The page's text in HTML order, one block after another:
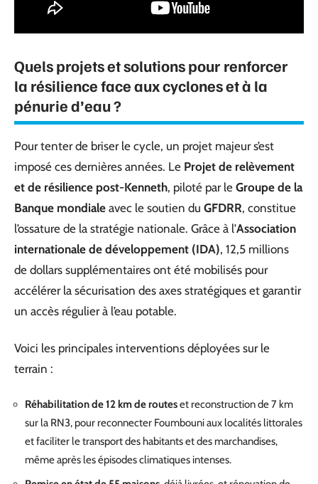
Quels projets et solutions pour renforcer
la résilience face aux cyclones et à la
pénurie d’eau ?
Pour tenter de briser le cycle, un projet majeur s’est
imposé ces dernières années. Le Projet de relèvement
et de résilience post-Kenneth, piloté par le Groupe de la
Banque mondiale avec le soutien du GFDRR, constitue
l’ossature de la stratégie nationale. Grâce à l’Association
internationale de développement (IDA), 12,5 millions
de dollars supplémentaires ont été mobilisés pour
accélérer la sécurisation des axes stratégiques et garantir
un accès régulier à l’eau potable.
Voici les principales interventions déployées sur le
terrain :
Réhabilitation de 12 km de routeset reconstruction de 7 km
sur la RN3, pour reconnecter Foumbouni aux localités littorales
et faciliter le transport des habitants et des marchandises,
même après les épisodes climatiques intenses.